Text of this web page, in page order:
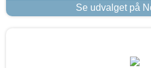
Se udvalget på